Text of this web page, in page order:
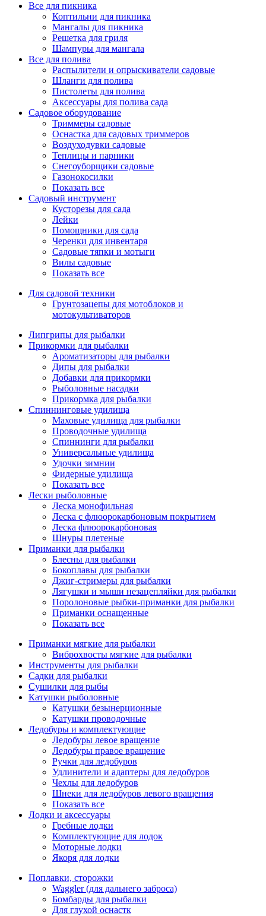
Все для пикника
Коптильни для пикника
Мангалы для пикника
Решетка для гриля
Шампуры для мангала
Все для полива
Распылители и опрыскиватели садовые
Шланги для полива
Пистолеты для полива
Аксессуары для полива сада
Садовое оборудование
Триммеры садовые
Оснастка для садовых триммеров
Воздуходувки садовые
Теплицы и парники
Снегоуборщики садовые
Газонокосилки
Показать все
Садовый инструмент
Кусторезы для сада
Лейки
Помощники для сада
Черенки для инвентаря
Садовые тяпки и мотыги
Вилы садовые
Показать все
Для садовой техники
Грунтозацепы для мотоблоков и
мотокультиваторов
Липгрипы для рыбалки
Прикормки для рыбалки
Ароматизаторы для рыбалки
Дипы для рыбалки
Добавки для прикормки
Рыболовные насадки
Прикормка для рыбалки
Спиннинговые удилища
Маховые удилища для рыбалки
Проводочные удилища
Спиннинги для рыбалки
Универсальные удилища
Удочки зимнии
Фидерные удилища
Показать все
Лески рыболовные
Леска монофильная
Леска с флюорокарбоновым покрытием
Леска флюорокарбоновая
Шнуры плетеные
Приманки для рыбалки
Блесны для рыбалки
Бокоплавы для рыбалки
Джиг-стримеры для рыбалки
Лягушки и мыши незацепляйки для рыбалки
Поролоновые рыбки-приманки для рыбалки
Приманки оснащенные
Показать все
Приманки мягкие для рыбалки
Виброхвосты мягкие для рыбалки
Инструменты для рыбалки
Садки для рыбалки
Сушилки для рыбы
Катушки рыболовные
Катушки безынерционные
Катушки проводочные
Ледобуры и комплектующие
Ледобуры левое вращение
Ледобуры правое вращение
Ручки для ледобуров
Удлинители и адаптеры для ледобуров
Чехлы для ледобуров
Шнеки для ледобуров левого вращения
Показать все
Лодки и аксессуары
Гребные лодки
Комплектующие для лодок
Моторные лодки
Якоря для лодки
Поплавки, сторожки
Waggler (для дальнего заброса)
Бомбарды для рыбалки
Для глухой оснастк